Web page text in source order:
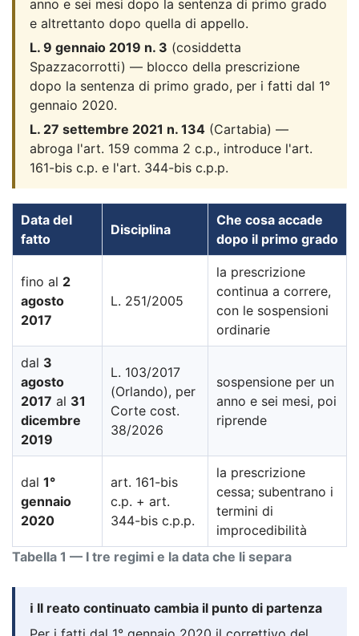
anno e sei mesi dopo la sentenza di primo grado
e altrettanto dopo quella di appello.
L. 9 gennaio 2019 n. 3 (cosiddetta
Spazzacorrotti) — blocco della prescrizione
dopo la sentenza di primo grado, per i fatti dal 1°
gennaio 2020.
L. 27 settembre 2021 n. 134 (Cartabia) —
abroga l'art. 159 comma 2 c.p., introduce l'art.
161-bis c.p. e l'art. 344-bis c.p.p.
Tabella 1 — I tre regimi e la data che li separa
Data del
fatto
Disciplina
Che cosa accade
dopo il primo grado
fino al 2
agosto
2017
L. 251/2005
la prescrizione
continua a correre,
con le sospensioni
ordinarie
dal 3
agosto
2017 al 31
dicembre
2019
L. 103/2017
(Orlando), per
Corte cost.
38/2026
sospensione per un
anno e sei mesi, poi
riprende
dal 1°
gennaio
2020
art. 161-bis
c.p. + art.
344-bis c.p.p.
la prescrizione
cessa; subentrano i
termini di
improcedibilità
ℹ️ Il reato continuato cambia il punto di partenza